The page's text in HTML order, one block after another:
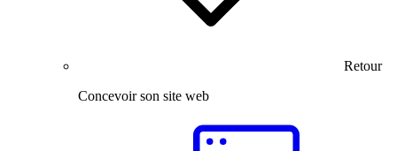
Retour
Concevoir son site web